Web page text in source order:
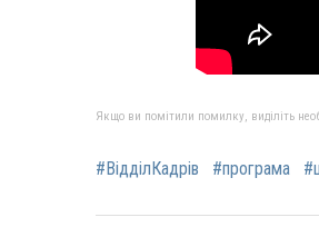
Якщо ви помітили помилку, виділіть
#ВідділКадрів #програма